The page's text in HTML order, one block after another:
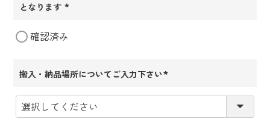
となります
須)
確認済み
搬入・納品場所についてご入力下さい